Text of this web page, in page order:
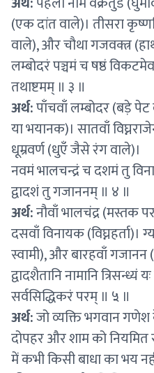
(एक दांत वाले)। तीसरा
वाले), और चौथा गजवक्त्र
लम्बोदरं पञ्चमं च षष्ठं विकटमेव
तथाष्टमम् ॥ ३ ॥
अर्थ:पाँचवाँ लम्बोदर (बड़े
या भयानक)। सातवाँ
धूम्रवर्ण (धुएँ जैसे रंग वाले)।
नवमं भालचन्द्रं च दशमं तु
द्वादशं तु गजाननम् ॥ ४ ॥
अर्थ:नौवाँ भालचंद्र (मस्तक
दसवाँ विनायक
स्वामी), और बारहवाँ
द्वादशैतानि नामानि त्रिसन्ध्यं
सर्वसिद्धिकरं परम् ॥ ५ ॥
अर्थ:जो व्यक्ति भगवान
दोपहर और शाम को
में कभी किसी बाधा का भय